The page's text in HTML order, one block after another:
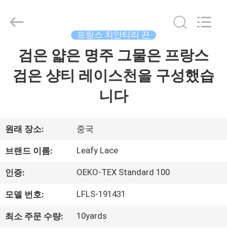
소
개
회
2021
프랑스 치안티리 끈
검은 얇은 명주 그물은 프랑스
검은 샹티 레이스천을 구성했습
니다
원래 장소: 중국
브랜드 이름: Leafy Lace
인증: OEKO-TEX Standard 100
모델 번호: LFLS-191431
최소 주문 수량: 10yards